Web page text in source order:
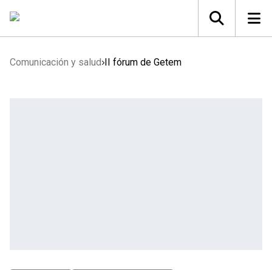
Comunicación y salud II fórum de Getem